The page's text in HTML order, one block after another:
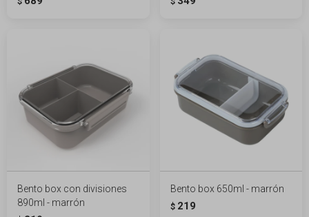
Bento box con divisiones
890ml - marrón
Bento box 650ml - marrón
$ 219